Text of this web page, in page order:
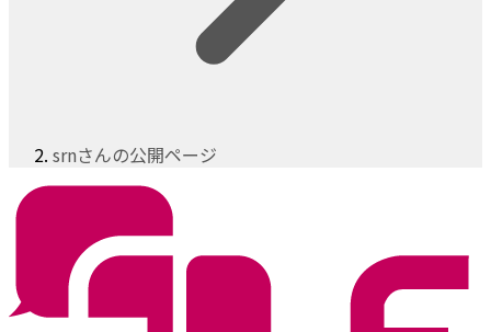
srnさんの公開ページ